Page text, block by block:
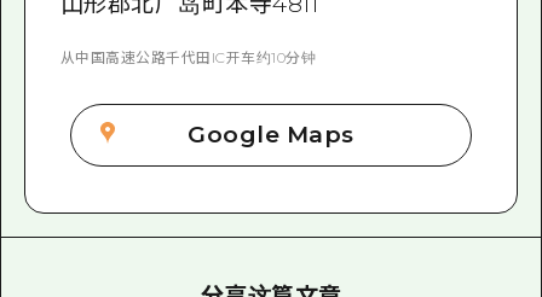
从中国高速公路千代田IC开车约10分钟
Google Maps